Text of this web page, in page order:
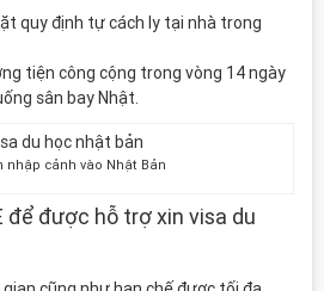
quy định tự cách ly tại nhà trong
tiện công cộng trong vòng 14 ngày
sân bay Nhật.
nhập cảnh vào Nhật Bản
để được hỗ trợ xin visa du